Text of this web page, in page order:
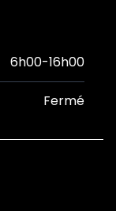
6h00-16h00
Fermé